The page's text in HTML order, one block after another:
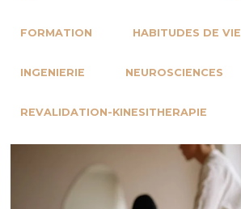
FORMATION HABITUDES DE VIE
INGENIERIE NEUROSCIENCES
REVALIDATION-KINESITHERAPIE